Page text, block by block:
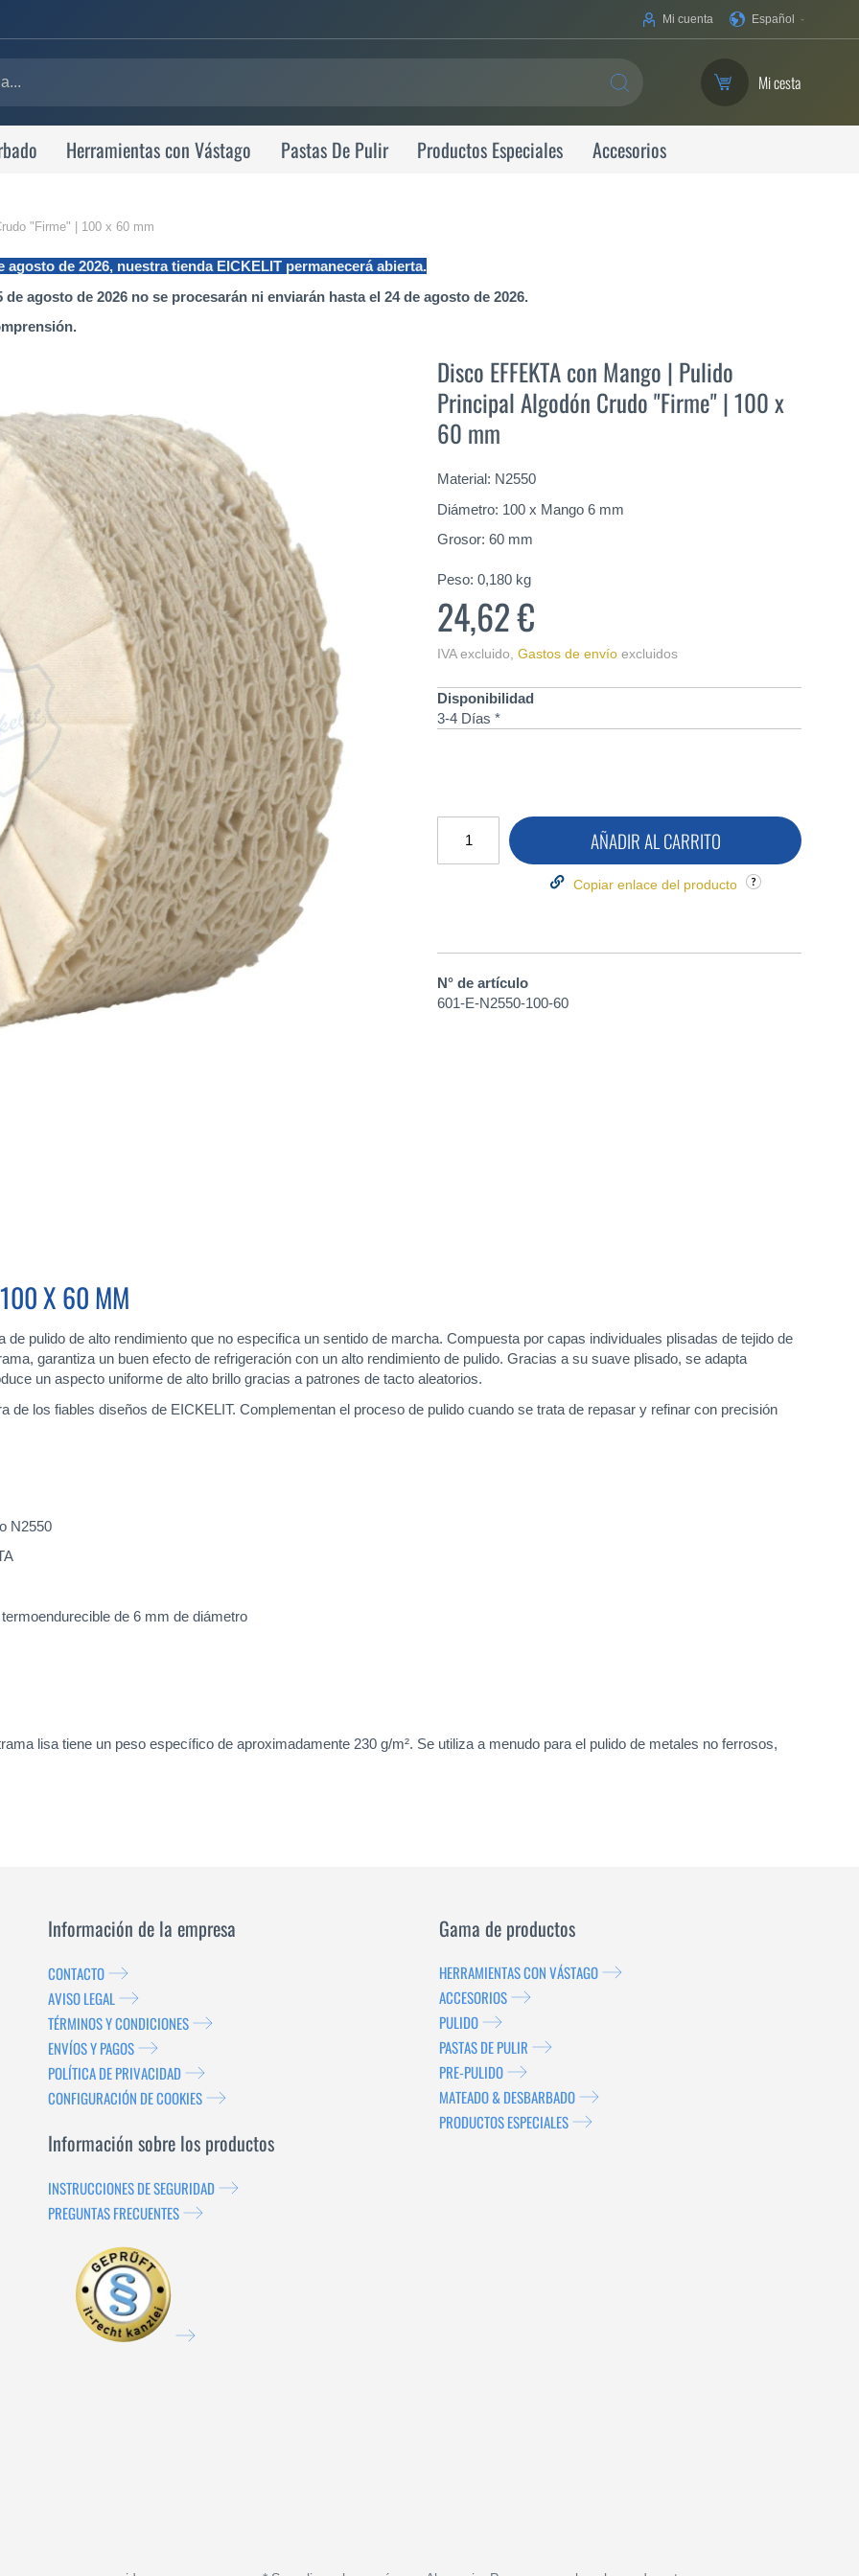
Su
Español
Mi cuenta
SEARCH Mi cesta
Herramientas con Vástago Pastas De Pulir Productos Especiales Accesorios
"Firme" | 100 x 60 mm
de 2026, nuestra tienda EICKELIT permanecerá abierta.
agosto de 2026 no se procesarán ni enviarán hasta el 24 de agosto de 2026.
Disco EFFEKTA con Mango | Pulido
Principal Algodón Crudo "Firme" | 100 x
60 mm
Material: N2550
Diámetro: 100 x Mango 6 mm
Grosor: 60 mm
Peso: 0,180 kg
24,62 €
IVA excluido Gastos de envío excluidos
Disponibilidad
3-4 Días *
AÑADIR AL CARRITO
Copiar enlace del producto
N° de artículo
601-E-N2550-100-60
100 X 60 MM
pulido de alto rendimiento que no especifica un sentido de marcha. Compuesta por capas individuales plisadas de tejido de
garantiza un buen efecto de refrigeración con un alto rendimiento de pulido. Gracias a su suave plisado, se adapta
un aspecto uniforme de alto brillo gracias a patrones de tacto aleatorios.
de los fiables diseños de EICKELIT. Complementan el proceso de pulido cuando se trata de repasar y refinar con precisión
N2550
de 6 mm de diámetro
lisa tiene un peso específico de aproximadamente 230 g/m². Se utiliza a menudo para el pulido de metales no ferrosos,
Información de la empresa
CONTACTO
AVISO LEGAL
TÉRMINOS Y CONDICIONES
ENVÍOS Y PAGOS
POLÍTICA DE PRIVACIDAD
CONFIGURACIÓN DE COOKIES
Información sobre los productos
INSTRUCCIONES DE SEGURIDAD
PREGUNTAS FRECUENTES
Gama de productos
HERRAMIENTAS CON VÁSTAGO
ACCESORIOS
PULIDO
PASTAS DE PULIR
PRE-PULIDO
MATEADO & DESBARBADO
PRODUCTOS ESPECIALES